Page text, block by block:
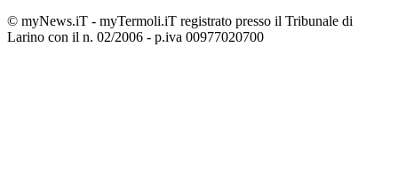
© myNews.iT - myTermoli.iT registrato presso il Tribunale di
Larino con il n. 02/2006 - p.iva 00977020700